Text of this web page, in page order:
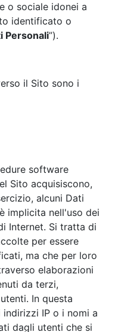
o sociale idonei a
identificato o
Personali”).
il Sito sono i
software
Sito acquisiscono,
alcuni Dati
implicita nell'uso dei
Internet. Si tratta di
per essere
ma che per loro
elaborazioni
da terzi,
In questa
IP o i nomi a
dagli utenti che si